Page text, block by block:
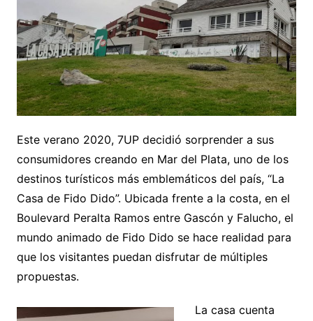
Este verano 2020, 7UP decidió sorprender a sus
consumidores creando en Mar del Plata, uno de los
destinos turísticos más emblemáticos del país, “La
Casa de Fido Dido”. Ubicada frente a la costa, en el
Boulevard Peralta Ramos entre Gascón y Falucho, el
mundo animado de Fido Dido se hace realidad para
que los visitantes puedan disfrutar de múltiples
propuestas.
La casa cuenta